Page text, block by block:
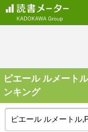
ピエール ルメート
ンキング